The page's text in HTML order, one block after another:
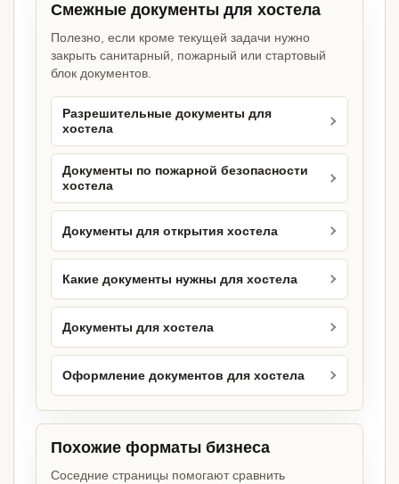
Смежные документы для хостела
Полезно, если кроме текущей задачи нужно
закрыть санитарный, пожарный или стартовый
блок документов.
Разрешительные документы для
хостела
Документы по пожарной безопасности
хостела
Документы для открытия хостела
Какие документы нужны для хостела
Документы для хостела
Оформление документов для хостела
Похожие форматы бизнеса
Соседние страницы помогают сравнить